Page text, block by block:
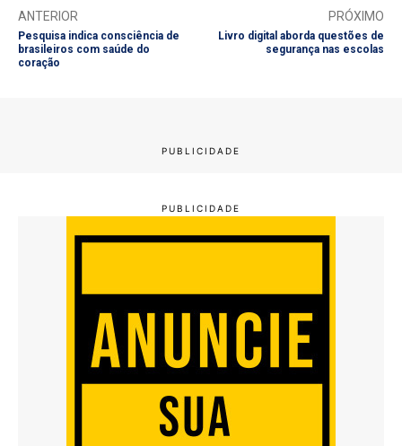
ANTERIOR
Pesquisa indica consciência de
brasileiros com saúde do
coração
PRÓXIMO
Livro digital aborda questões de
segurança nas escolas